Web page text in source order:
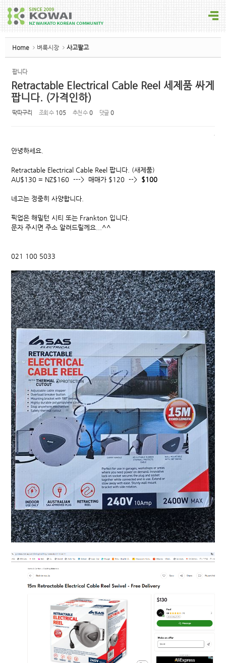
Home 벼룩시장 사고팔고
팝니다
Retractable Electrical Cable Reel 세제품 싸게
팝니다. (가격인하)
딱따구리 조회 수 105 추천 수 0 댓글 0
안녕하세요.
Retractable Electrical Cable Reel 팝니다. (새제품)
AU$130 = NZ$160 ---> 매매가 $120 --> $100
네고는 정중히 사양합니다.
픽업은 해밀턴 시티 또는 Frankton 입니다.
문자 주시면 주소 알려드릴께요...^^
021 100 5033
Sketchbook5, 스케치북5
Sketchbook5, 스케치북5